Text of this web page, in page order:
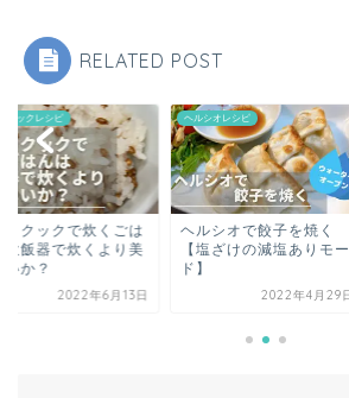
RELATED POST
オレシピ
シオで餃子を焼く
ざけの減塩ありモー
2022年4月29日
ホットクックレシピ
ホットクックで作るピー
マン炒め【子どもがピー
マン好きに】大量消費